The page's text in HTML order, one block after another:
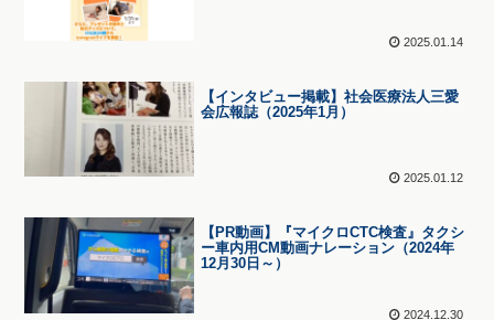
2025.01.14
【インタビュー掲載】社会医療法人三愛
会広報誌（2025年1月）
2025.01.12
【PR動画】『マイクロCTC検査』タクシ
ー車内用CM動画ナレーション（2024年
12月30日～）
2024.12.30